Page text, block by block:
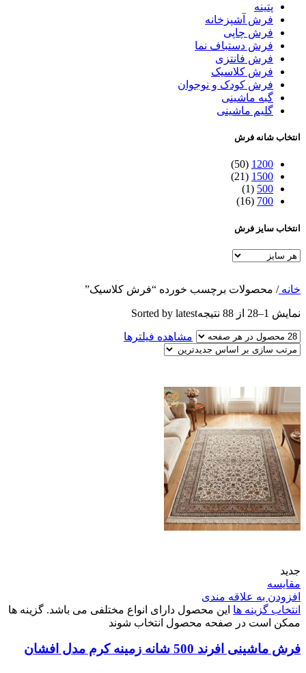
پتینه
فرش آشپزخانه
فرش چاپی
فرش دستباف نما
فرش فانتزی
فرش کلاسیک
فرش کودک و نوجوان
گبه ماشینی
گلیم ماشینی
انتخاب شانه فرش
1200
(50)
1500
(21)
500
(1)
700
(16)
انتخاب سایز فرش
خانه/ محصولات برچسب خورده “فرش کلاسیک”
نمایش 1–28 از 88 نتیجه
Sorted by latest
مشاهده فیلترها
جدید
مقایسه
افزودن به علاقه مندی
انتخاب گزینه ها این محصول دارای انواع مختلفی می باشد. گزینه ها
ممکن است در صفحه محصول انتخاب شوند
فرش ماشینی افرند 500 شانه زمینه کرم مدل افشان